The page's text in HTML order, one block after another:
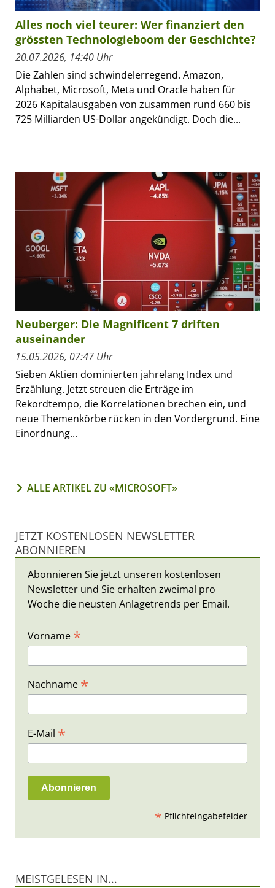
Alles noch viel teurer: Wer finanziert den
grössten Technologieboom der Geschichte?
20.07.2026, 14:40 Uhr
Die Zahlen sind schwindelerregend. Amazon,
Alphabet, Microsoft, Meta und Oracle haben für
2026 Kapitalausgaben von zusammen rund 660 bis
725 Milliarden US-Dollar angekündigt. Doch die...
Neuberger: Die Magnificent 7 driften
auseinander
15.05.2026, 07:47 Uhr
Sieben Aktien dominierten jahrelang Index und
Erzählung. Jetzt streuen die Erträge im
Rekordtempo, die Korrelationen brechen ein, und
neue Themenkörbe rücken in den Vordergrund. Eine
Einordnung...
ALLE ARTIKEL ZU «MICROSOFT»
JETZT KOSTENLOSEN NEWSLETTER
ABONNIEREN
Abonnieren Sie jetzt unseren kostenlosen
Newsletter und Sie erhalten zweimal pro
Woche die neusten Anlagetrends per Email.
Vorname *
Nachname *
E-Mail *
* Pflichteingabefelder
MEISTGELESEN IN...